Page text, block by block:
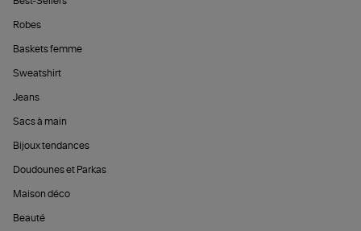
Robes
Baskets femme
Sweatshirt
Jeans
Sacs à main
Bijoux tendances
Doudounes et Parkas
Maison déco
Beauté